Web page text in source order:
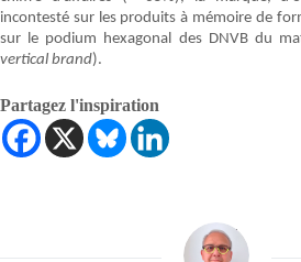
incontesté sur les produits à mémoire de
sur le podium hexagonal des DNVB du
vertical brand).
Partagez l'inspiration